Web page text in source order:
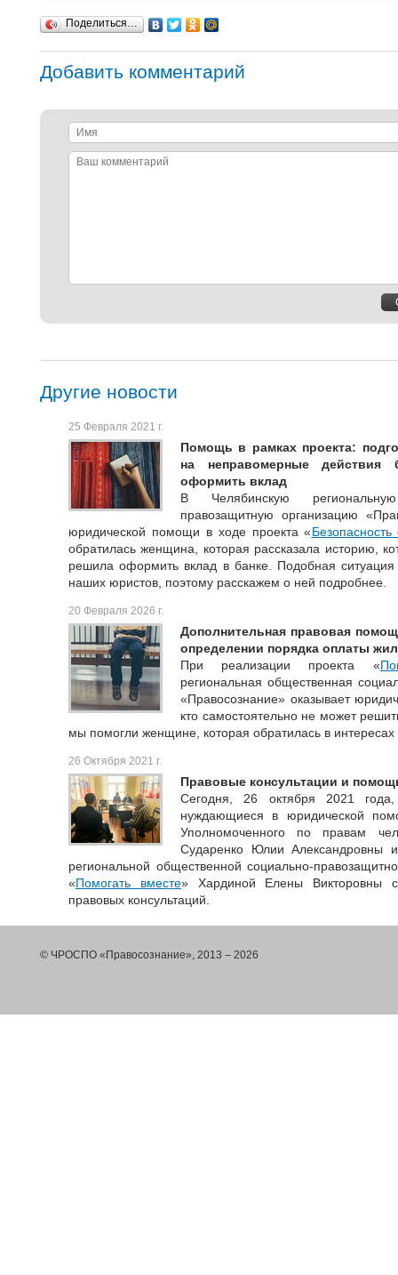
Поделиться…
Добавить комментарий
Имя
Ваш
Другие новости
25 Февраля 2021 г.
Помощь в рамках проекта:
на неправомерные действия
оформить вклад
В Челябинскую
правозащитную организацию
юридической помощи в ходе проекта «
обратилась женщина, которая рассказала историю,
решила оформить вклад в банке. Подобная ситуация
наших юристов, поэтому расскажем о ней подробнее.
20 Февраля 2026 г.
Дополнительная правовая
определении порядка оплаты
При реализации проекта «
региональная общественная
«Правосознание» оказывает
кто самостоятельно не может
мы помогли женщине, которая обратилась в интересах
26 Октября 2021 г.
Правовые консультации и
Сегодня, 26 октября 2021
нуждающиеся в юридической
Уполномоченного по правам
Сударенко Юлии Александровны
региональной общественной социально-
«Помогать вместе» Хардиной Елены Викторовны
правовых консультаций.
© ЧРОСПО «Правосознание», 2013 – 2026